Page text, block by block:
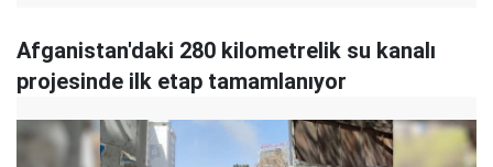
Afganistan'daki 280 kilometrelik su kanalı
projesinde ilk etap tamamlanıyor